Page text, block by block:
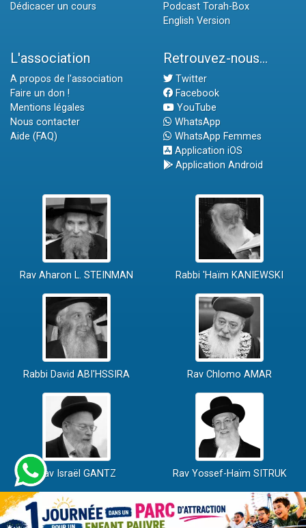
Dédicacer un cours
Podcast Torah-Box
English Version
L'association
A propos de l'association
Faire un don !
Mentions légales
Nous contacter
Aide (FAQ)
Retrouvez-nous...
Twitter
Facebook
YouTube
WhatsApp
WhatsApp Femmes
Application iOS
Application Android
Rav Aharon L. STEINMAN Rabbi 'Haïm KANIEWSKI
Rabbi David ABI'HSSIRA Rav Chlomo AMAR
Rav Israël GANTZ Rav Yossef-Haïm SITRUK